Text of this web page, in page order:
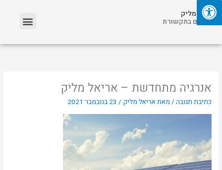
דילוג
לתוכן
אריאל מליק
אזכורים בתקשורת
אנרגיה מתחדשת – אריאל מליק
כתיבת תגובה / מאתאריאל מליק / 23 בנובמבר 2021